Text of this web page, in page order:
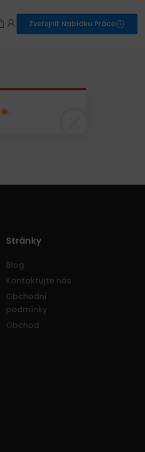
Zveřejnit Nabídku Práce
.
Stránky
Blog
Kontaktujte nás
Obchodní
podmínky
Obchod